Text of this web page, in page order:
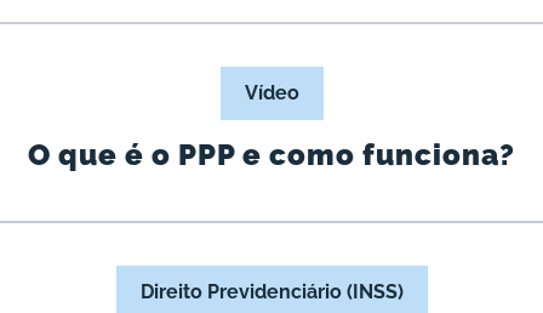
Vídeo
O que é o PPP e como funciona?
Direito Previdenciário (INSS)